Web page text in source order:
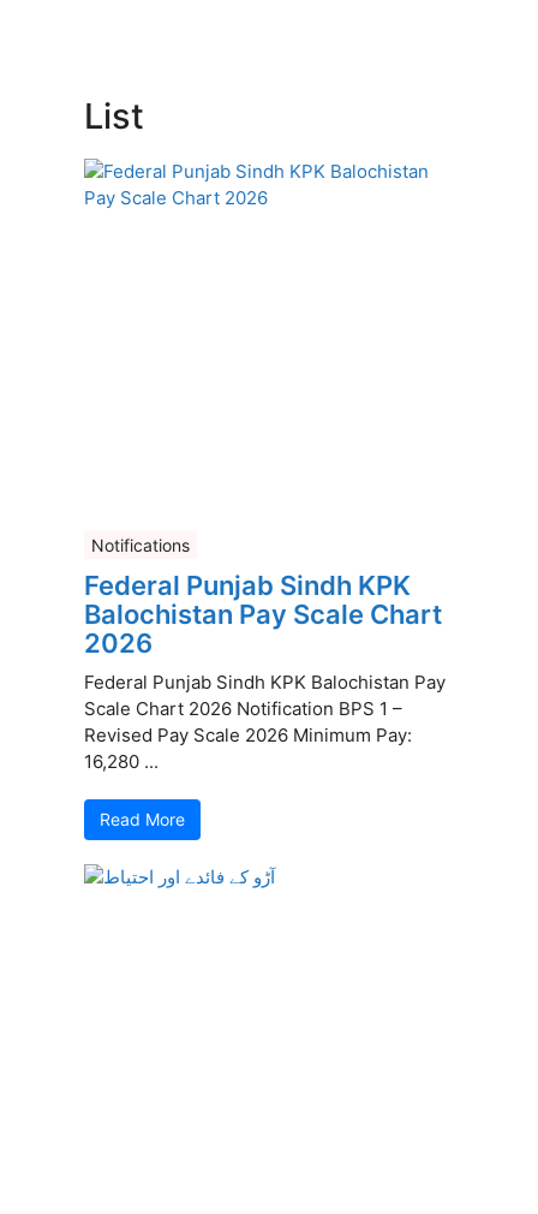
List
Notifications
Federal Punjab Sindh KPK
Balochistan Pay Scale Chart
2026
Federal Punjab Sindh KPK Balochistan Pay
Scale Chart 2026 Notification BPS 1 –
Revised Pay Scale 2026 Minimum Pay:
16,280 ...
Read More